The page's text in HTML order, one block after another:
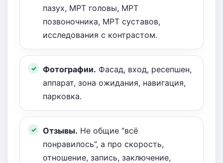
пазух, МРТ головы, МРТ
позвоночника, МРТ суставов,
исследования с контрастом.
Фотографии. Фасад, вход, ресепшен,
аппарат, зона ожидания, навигация,
парковка.
Отзывы. Не общие “всё
понравилось”, а про скорость,
отношение, запись, заключение,